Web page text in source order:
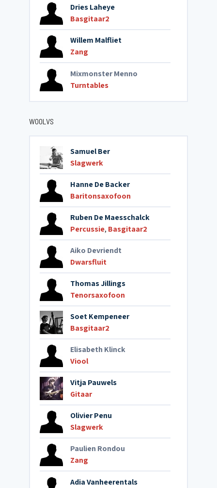
Dries Laheye
Basgitaar2
Willem Malfliet
Zang
Mixmonster Menno
Turntables
WOOLVS
Samuel Ber
Slagwerk
Hanne De Backer
Baritonsaxofoon
Ruben De Maesschalck
Percussie, Basgitaar2
Aiko Devriendt
Dwarsfluit
Thomas Jillings
Tenorsaxofoon
Soet Kempeneer
Basgitaar2
Elisabeth Klinck
Viool
Vitja Pauwels
Gitaar
Olivier Penu
Slagwerk
Paulien Rondou
Zang
Adia Vanheerentals